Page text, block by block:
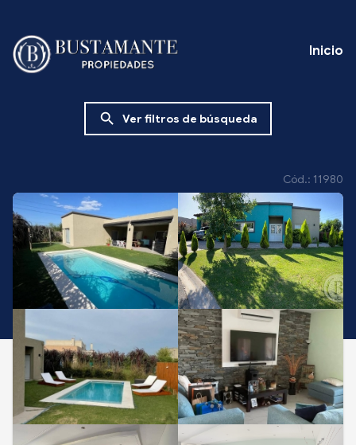
Inicio
search Ver filtros de búsqueda
Cód.: 11980